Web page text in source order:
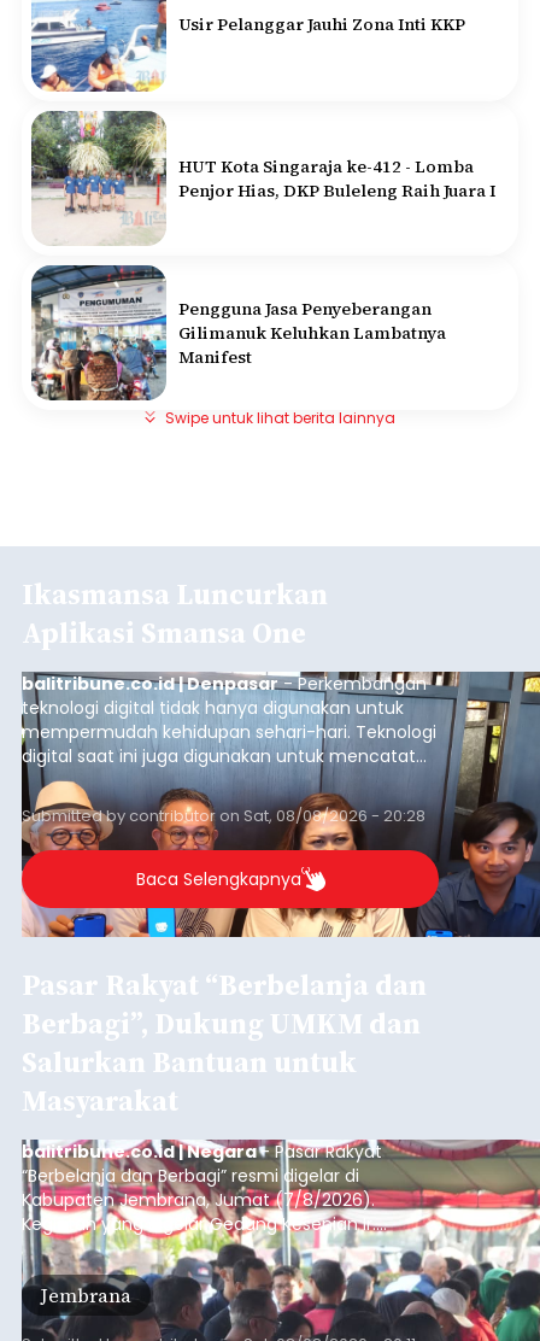
Usir Pelanggar Jauhi Zona Inti KKP
HUT Kota Singaraja ke-412 - Lomba
Penjor Hias, DKP Buleleng Raih Juara I
Pengguna Jasa Penyeberangan
Gilimanuk Keluhkan Lambatnya
Manifest
Swipe untuk lihat berita lainnya
Ikasmansa Luncurkan
Aplikasi Smansa One
balitribune.co.id | Denpasar- Perkembangan
teknologi digital tidak hanya digunakan untuk
mempermudah kehidupan sehari-hari. Teknologi
digital saat ini juga digunakan untuk mencatat
dan mengelola data base alumni dari suatu
sekolah, salah satunya adalah alumni SMA 1
Denpasar.
Submitted bycontributoron Sat, 08/08/2026 - 20:28
Baca Selengkapnya
Pasar Rakyat “Berbelanja dan
Berbagi”, Dukung UMKM dan
Salurkan Bantuan untuk
Masyarakat
balitribune.co.id | Negara- Pasar Rakyat
“Berbelanja dan Berbagi” resmi digelar di
Kabupaten Jembrana, Jumat (7/8/2026).
Kegiatan yang digelar Gedung Kesenian Ir.
Soekarno ini memadukan pemberdayaan
ekonomi masyarakat dengan aksi sosial tersebut
mendapat antusiasme tinggi dan mencatat nilai
transaksi mencapai Rp672.733.200.
Jembrana